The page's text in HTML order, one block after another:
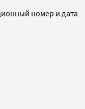
номер и дата